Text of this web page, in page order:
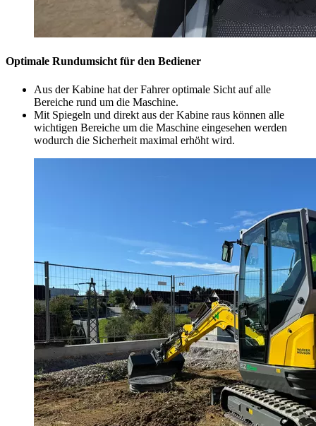
Optimale Rundumsicht für den Bediener
Aus der Kabine hat der Fahrer optimale Sicht auf alle
Bereiche rund um die Maschine.
Mit Spiegeln und direkt aus der Kabine raus können alle
wichtigen Bereiche um die Maschine eingesehen werden
wodurch die Sicherheit maximal erhöht wird.